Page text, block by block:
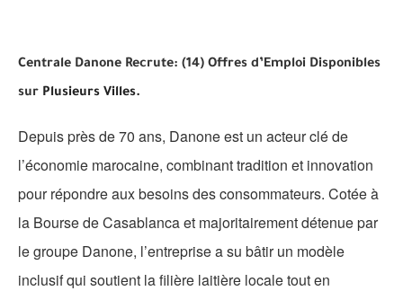
Centrale Danone Recrute: (14) Offres d’Emploi Disponibles
sur Plusieurs Villes.
Depuis près de 70 ans, Danone est un acteur clé de
l’économie marocaine, combinant tradition et innovation
pour répondre aux besoins des consommateurs. Cotée à
la Bourse de Casablanca et majoritairement détenue par
le groupe Danone, l’entreprise a su bâtir un modèle
inclusif qui soutient la filière laitière locale tout en